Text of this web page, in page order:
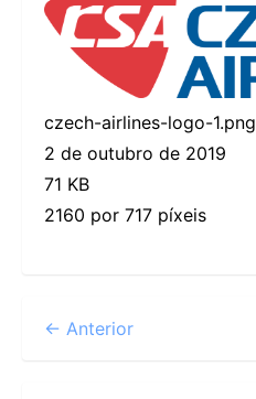
czech-airlines-logo-1.png
2 de outubro de 2019
71 KB
2160 por 717 píxeis
← Anterior